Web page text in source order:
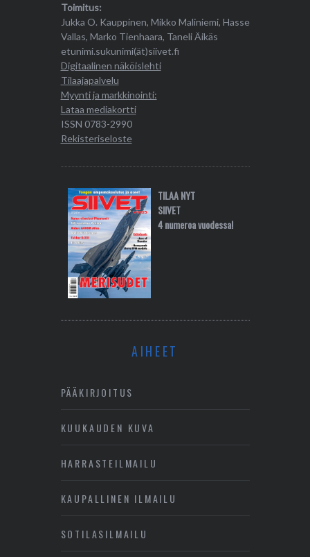
Toimitus:
Jukka O. Kauppinen, Mikko Maliniemi, Hasse
Vallas, Marko Tienhaara, Taneli Äikäs
etunimi.sukunimi(ät)siivet.fi
Digitaalinen näköislehti
Tilaajapalvelu
Myynti ja markkinointi:
Lataa mediakortti
ISSN 0783-2990
Rekisteriseloste
TILAA NYT
SIIVET
4 numeroa vuodessa!
AIHEET
PÄÄKIRJOITUS
KUUKAUDEN KUVA
HARRASTEILMAILU
KAUPALLINEN ILMAILU
SOTILASILMAILU